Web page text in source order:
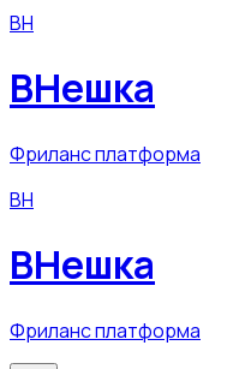
ВН
ВНешка
Фриланс платформа
ВН
ВНешка
Фриланс платформа